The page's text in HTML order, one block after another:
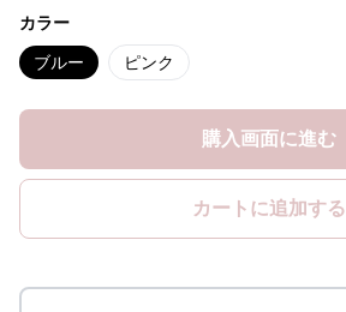
カラー
ブルー ピンク
購入画面に進む
カートに追加する